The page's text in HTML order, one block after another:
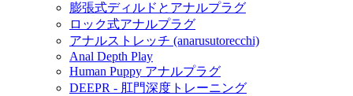
膨張式ディルドとアナルプラグ
ロック式アナルプラグ
アナルストレッチ (anarusutorecchi)
Anal Depth Play
Human Puppy アナルプラグ
DEEPR - 肛門深度トレーニング